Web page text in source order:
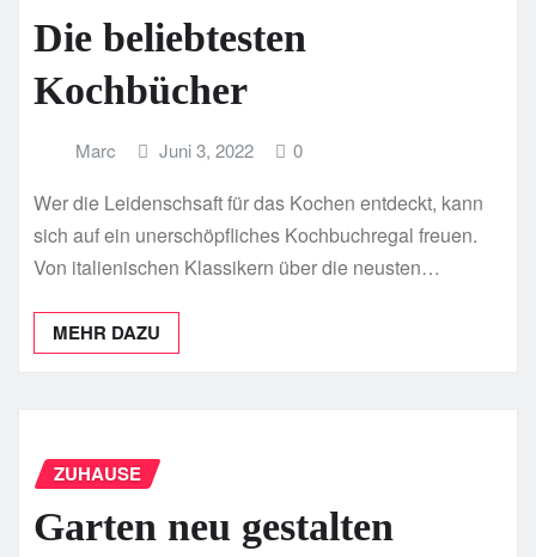
Die beliebtesten
Kochbücher
Marc Juni 3, 2022 0
Wer die Leidenschsaft für das Kochen entdeckt, kann
sich auf ein unerschöpfliches Kochbuchregal freuen.
Von italienischen Klassikern über die neusten…
MEHR DAZU
ZUHAUSE
Garten neu gestalten